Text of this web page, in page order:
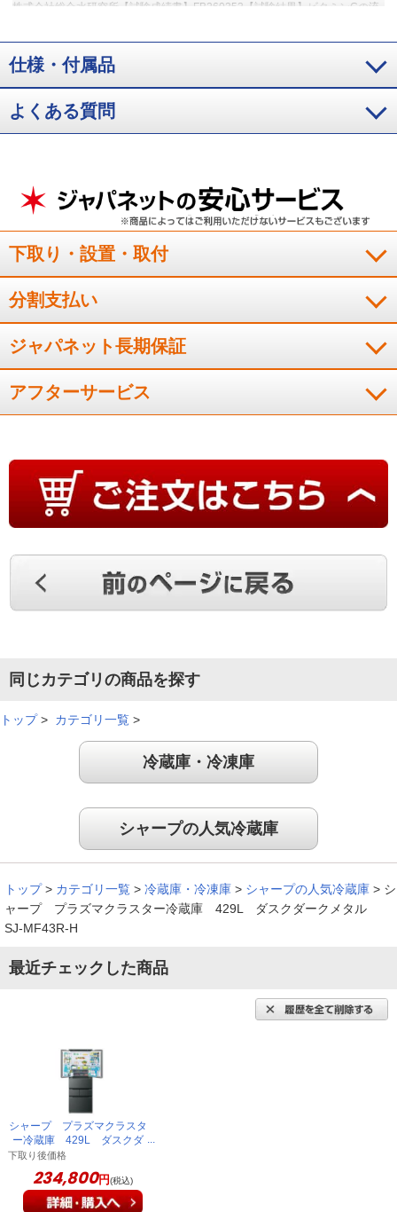
株式会社総合水研究所【試験成績書】FB260353【試験結果】ビタミンCの流
※4 「快速冷凍」と「通常冷凍」のビタミンC溶出量の比較【結果】「快速冷
凍」0.65mg/100g「通常冷凍」1.25mg/100g。
MF55R（SJ-MF43Rと同等）にて通常冷凍と新鮮冷凍の霜付き状態をメーカ
ー試験にて比較。ドア開閉ありで1ヶ月保存。食品の種類や状態などにより効
果は異なります。
※6 実機での実証結果ではありません。【試験方法】
はありません。【試験方法】100Lボックス内に菌を塗布した寒天培地を配置
し、プラズマクラスターイオン放出6日後の生菌数を測定（プラズマクラスタ
ーイオン濃度：50,000個/cm³）【対象場所】冷蔵室内【結果】6日間で除去率
99%以上。食中毒などの予防を保証するものではありません。
もっと節電ON（自動製氷一時停止モード時）と通常運転（自動製氷運転時）
の比較。電力消費を抑えた運転をするために食品保存に影響を及ぼさない範
囲で庫内温度を約2～3℃高めに設定する。設定温度「中」、新鮮冷凍
「切」、周囲温度35℃、ドア開閉なしでの1日当たりの消費電力量から算出。
通常運転：1.538kWh→つないでもっと節電ON：0.994kWh
仕様・付属品
よくある質問
下取り・設置・取付
分割支払い
ジャパネット長期保証
アフターサービス
同じカテゴリの商品を探す
トップ> カテゴリ一覧 >
冷蔵庫・冷凍庫
シャープの人気冷蔵庫
トップ > カテゴリ一覧 > 冷蔵庫・冷凍庫 > シャープの人気冷蔵庫 > シ
ャープ プラズマクラスター冷蔵庫 429L ダスクダークメタル
SJ-MF43R-H
最近チェックした商品
シャープ プラズマクラスタ
ー冷蔵庫 429L ダスクダ
ークメタル SJ-MF43R-H
下取り後価格
234,800円(税込)